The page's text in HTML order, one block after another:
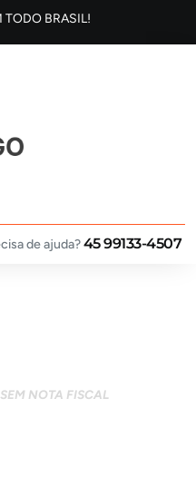
TODO BRASIL!
de ajuda?45 99133-4507
NOTA FISCAL